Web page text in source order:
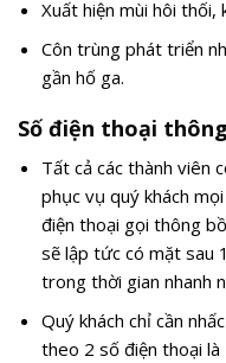
Xuất hiện mùi hôi thối,
Côn trùng phát triển
gần hố ga.
Số điện thoại
Tất cả các thành viên
phục vụ quý khách
điện thoại gọi thông
sẽ lập tức có mặt sau
trong thời gian nhanh
Quý khách chỉ cần
theo 2 số điện thoại là